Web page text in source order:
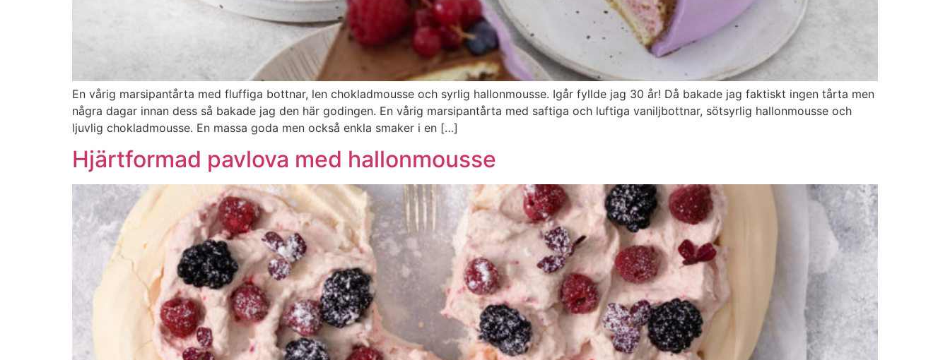
En vårig marsipantårta med fluffiga bottnar, len chokladmousse och syrlig hallonmousse. Igår fyllde jag 30 år! Då bakade jag faktiskt ingen tårta men
några dagar innan dess så bakade jag den här godingen. En vårig marsipantårta med saftiga och luftiga vaniljbottnar, sötsyrlig hallonmousse och
ljuvlig chokladmousse. En massa goda men också enkla smaker i en […]
Hjärtformad pavlova med hallonmousse